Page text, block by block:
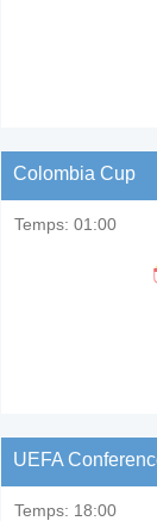
Colombia Cup
Temps: 01:00
UEFA
Temps: 18:00